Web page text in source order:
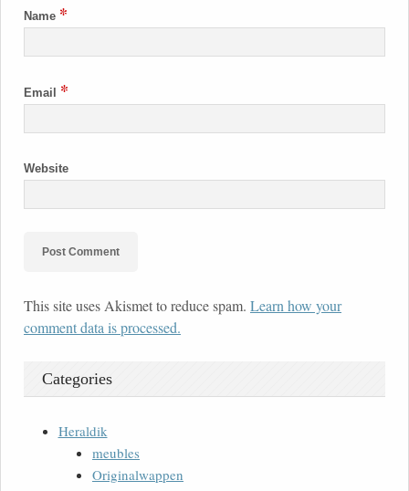
Name *
Email *
Website
This site uses Akismet to reduce spam. Learn how your
comment data is processed.
Categories
Heraldik
meubles
Originalwappen